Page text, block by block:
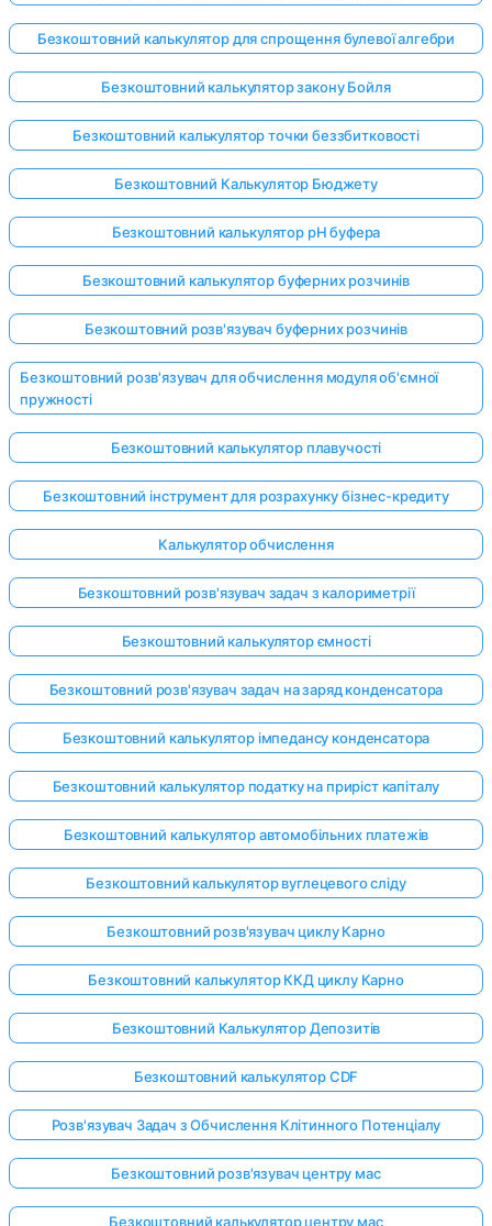
Безкоштовний калькулятор для спрощення булевої алгебри
Безкоштовний калькулятор закону Бойля
Безкоштовний калькулятор точки беззбитковості
Безкоштовний Калькулятор Бюджету
Безкоштовний калькулятор pH буфера
Безкоштовний калькулятор буферних розчинів
Безкоштовний розв'язувач буферних розчинів
Безкоштовний розв'язувач для обчислення модуля об'ємної
пружності
Безкоштовний калькулятор плавучості
Безкоштовний інструмент для розрахунку бізнес-кредиту
Калькулятор обчислення
Безкоштовний розв'язувач задач з калориметрії
Безкоштовний калькулятор ємності
Безкоштовний розв'язувач задач на заряд конденсатора
Безкоштовний калькулятор імпедансу конденсатора
Безкоштовний калькулятор податку на приріст капіталу
Безкоштовний калькулятор автомобільних платежів
Безкоштовний калькулятор вуглецевого сліду
Безкоштовний розв'язувач циклу Карно
Безкоштовний калькулятор ККД циклу Карно
Безкоштовний Калькулятор Депозитів
Безкоштовний калькулятор CDF
Розв'язувач Задач з Обчислення Клітинного Потенціалу
Безкоштовний розв'язувач центру мас
Безкоштовний калькулятор центру мас